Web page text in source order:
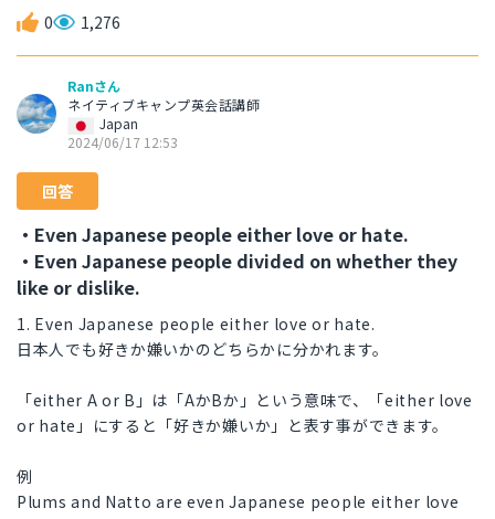
0 1,276
Ranさん
ネイティブキャンプ英会話講師
Japan
2024/06/17 12:53
回答
・Even Japanese people either love or hate.
・Even Japanese people divided on whether they
like or dislike.
1. Even Japanese people either love or hate.
日本人でも好きか嫌いかのどちらかに分かれます。
「either A or B」は「AかBか」という意味で、「either love
or hate」にすると「好きか嫌いか」と表す事ができます。
例
Plums and Natto are even Japanese people either love